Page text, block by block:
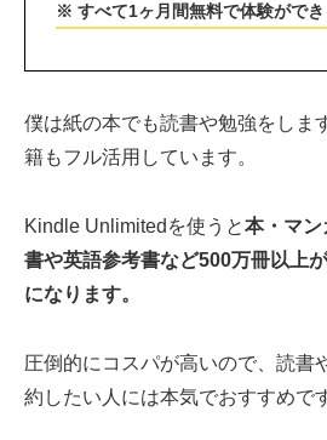
※ すべて1ヶ月間無料で体験がで
僕は紙の本でも読書や勉強をしま
籍もフル活用しています。
Kindle Unlimitedを使うと本・マン
書や英語参考書など500万冊以上
になります。
圧倒的にコスパが高いので、読書
約したい人には本気でおすすめで